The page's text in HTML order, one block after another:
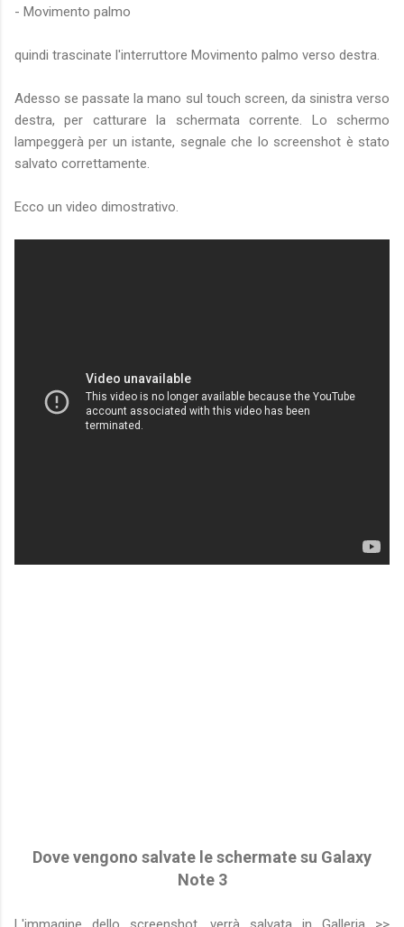
- Movimento palmo
quindi trascinate l'interruttore Movimento palmo verso destra.
Adesso se passate la mano sul touch screen, da sinistra verso
destra, per catturare la schermata corrente. Lo schermo
lampeggerà per un istante, segnale che lo screenshot è stato
salvato correttamente.
Ecco un video dimostrativo.
Dove vengono salvate le schermate su Galaxy
Note 3